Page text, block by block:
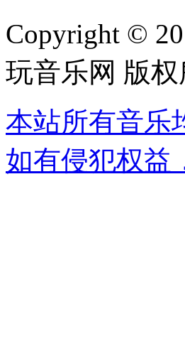
Copyright ©
玩音乐网 版权
本站所有音乐
如有侵犯权益